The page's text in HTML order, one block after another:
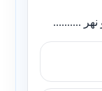
نهر ..........